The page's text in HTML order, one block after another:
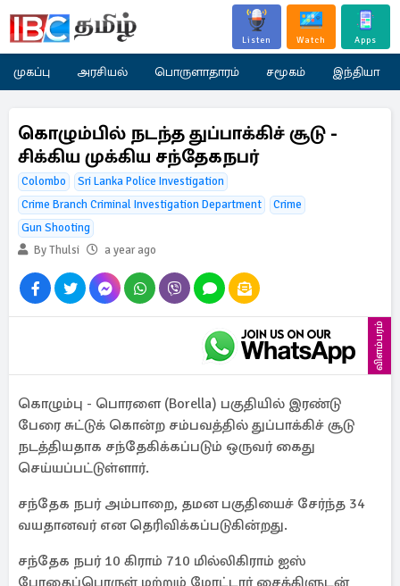
Listen Watch Apps
முகப்பு அரசியல் பொருளாதாரம் சமூகம் இந்தியா
கொழும்பில் நடந்த துப்பாக்கிச் சூடு -
சிக்கிய முக்கிய சந்தேகநபர்
Colombo
Sri Lanka Police Investigation
Crime Branch Criminal Investigation Department
Crime
Gun Shooting
By Thulsi
a year ago
விளம்பரம்
கொழும்பு - பொரளை (Borella) பகுதியில் இரண்டு
பேரை சுட்டுக் கொன்ற சம்பவத்தில் துப்பாக்கிச் சூடு
நடத்தியதாக சந்தேகிக்கப்படும் ஒருவர் கைது
செய்யப்பட்டுள்ளார்.
சந்தேக நபர் அம்பாறை, தமன பகுதியைச் சேர்ந்த 34
வயதானவர் என தெரிவிக்கப்படுகின்றது.
சந்தேக நபர் 10 கிராம் 710 மில்லிகிராம் ஐஸ்
போதைப்பொருள் மற்றும் மோட்டார் சைக்கிளுடன்